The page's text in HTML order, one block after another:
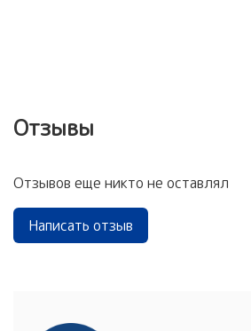
Отзывы
Отзывов еще никто не оставлял
Написать отзыв